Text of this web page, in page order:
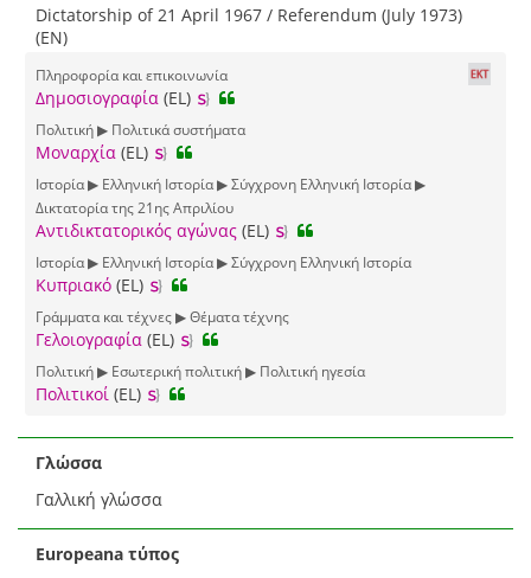
Dictatorship of 21 April 1967 / Referendum (July 1973)
(EN)
Πληροφορία και επικοινωνία
Δημοσιογραφία (EL)
Πολιτική ▶ Πολιτικά συστήματα
Μοναρχία (EL)
Ιστορία ▶ Ελληνική Ιστορία ▶ Σύγχρονη Ελληνική Ιστορία ▶
Δικτατορία της 21ης Απριλίου
Αντιδικτατορικός αγώνας (EL)
Ιστορία ▶ Ελληνική Ιστορία ▶ Σύγχρονη Ελληνική Ιστορία
Κυπριακό (EL)
Γράμματα και τέχνες ▶ Θέματα τέχνης
Γελοιογραφία (EL)
Πολιτική ▶ Εσωτερική πολιτική ▶ Πολιτική ηγεσία
Πολιτικοί (EL)
Γλώσσα
Γαλλική γλώσσα
Europeana τύπος